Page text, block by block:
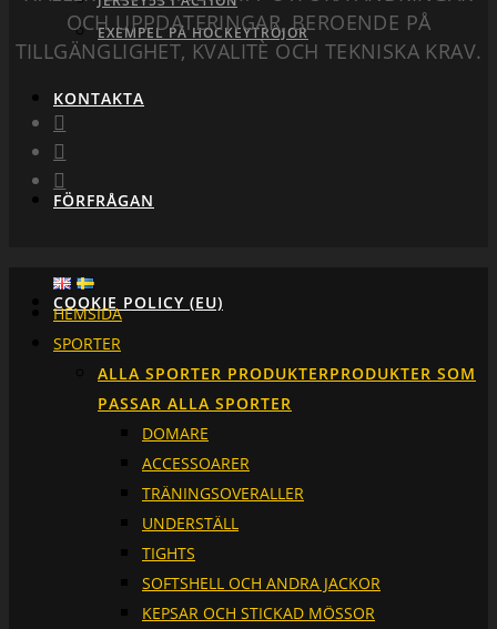
EXEMPEL PÅ HOCKEYTRÖJOR
KONTAKTA
FÖRFRÅGAN
COOKIE POLICY (EU)
OCH UPPDATERINGAR, BEROENDE PÅ
TILLGÄNGLIGHET, KVALITÈ OCH TEKNISKA KRAV.
HEMSIDA
SPORTER
ALLA SPORTER PRODUKTERPRODUKTER SOM
PASSAR ALLA SPORTER
DOMARE
ACCESSOARER
TRÄNINGSOVERALLER
UNDERSTÄLL
TIGHTS
SOFTSHELL OCH ANDRA JACKOR
KEPSAR OCH STICKAD MÖSSOR